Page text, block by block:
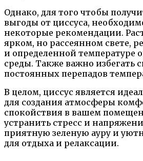
Однако, для того чтобы
выгоды от циссуса,
некоторые рекомендации.
ярком, но рассеянном свете,
и определенной температуре
среды. Также важно избегать
постоянных перепадов
В целом, циссус является
для создания атмосферы
спокойствия в вашем
устранить стресс и
приятную зеленую ауру и
для отдыха и релаксации.